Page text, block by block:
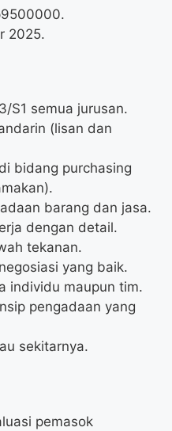
9500000.
2025.
S1 semua jurusan.
(lisan dan
bidang purchasing
barang dan jasa.
dengan detail.
tekanan.
yang baik.
individu maupun tim.
pengadaan yang
sekitarnya.
pemasok